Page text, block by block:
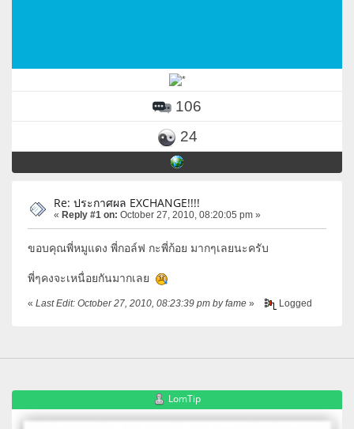
106
24
Re: ประกาศผล EXCHANGE!!!!
« Reply #1 on: October 27, 2010, 08:20:05 pm »
ขอบคุณพี่หมูแดง พี่กอล์ฟ กะพี่ก้อย มากๆเลยนะครับ
พี่ๆคงจะเหนื่อยกันมากเลย
« Last Edit: October 27, 2010, 08:23:39 pm by fame » Logged
LomTip